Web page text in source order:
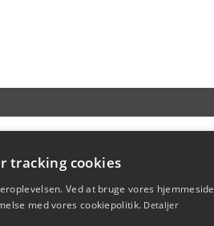
tracking cookies
Ved at bruge vores hjemmeside
med vores cookiepolitik. Detaljer